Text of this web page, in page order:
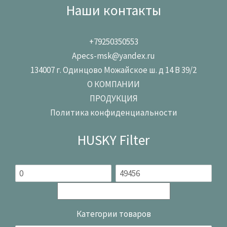
Наши контакты
+79250350553
Apecs-msk@yandex.ru
134007 г. Одинцово Можайское ш. д 14 В 39/2
О КОМПАНИИ
ПРОДУКЦИЯ
Политика конфиденциальности
HUSKY Filter
Категории товаров